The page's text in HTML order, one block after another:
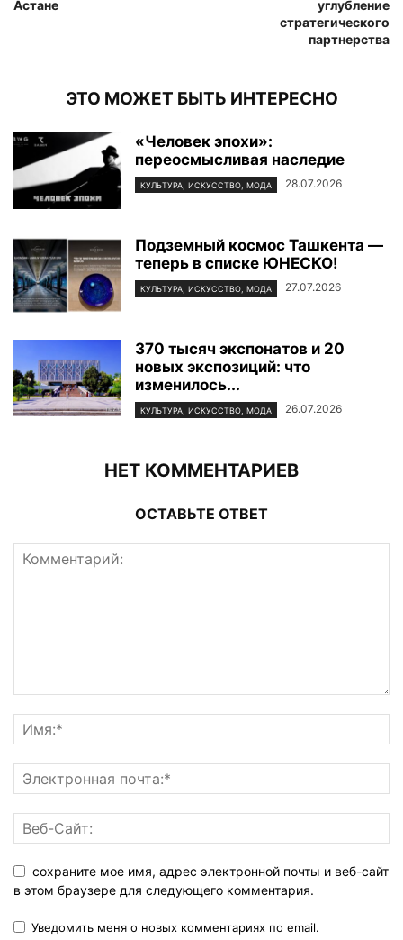
Астане
углубление
стратегического
партнерства
ЭТО МОЖЕТ БЫТЬ ИНТЕРЕСНО
«Человек эпохи»:
переосмысливая наследие
КУЛЬТУРА, ИСКУССТВО, МОДА 28.07.2026
Подземный космос Ташкента —
теперь в списке ЮНЕСКО!
КУЛЬТУРА, ИСКУССТВО, МОДА 27.07.2026
370 тысяч экспонатов и 20
новых экспозиций: что
изменилось...
КУЛЬТУРА, ИСКУССТВО, МОДА 26.07.2026
НЕТ КОММЕНТАРИЕВ
ОСТАВЬТЕ ОТВЕТ
сохраните мое имя, адрес электронной почты и веб-сайт
в этом браузере для следующего комментария.
Уведомить меня о новых комментариях по email.